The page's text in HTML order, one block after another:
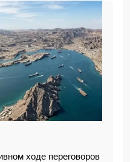
ходе переговоров